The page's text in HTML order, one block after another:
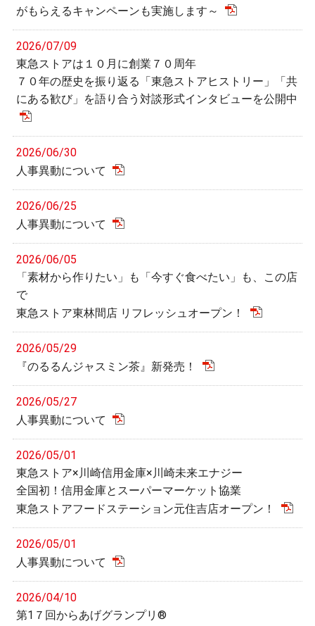
がもらえるキャンペーンも実施します～
2026/07/09
東急ストアは１０月に創業７０周年
７０年の歴史を振り返る「東急ストアヒストリー」「共
にある歓び」を語り合う対談形式インタビューを公開中
2026/06/30
人事異動について
2026/06/25
人事異動について
2026/06/05
「素材から作りたい」も「今すぐ食べたい」も、この店
で
東急ストア東林間店 リフレッシュオープン！
2026/05/29
『のるるんジャスミン茶』新発売！
2026/05/27
人事異動について
2026/05/01
東急ストア×川崎信用金庫×川崎未来エナジー
全国初！信用金庫とスーパーマーケット協業
東急ストアフードステーション元住吉店オープン！
2026/05/01
人事異動について
2026/04/10
第1７回からあげグランプリ®